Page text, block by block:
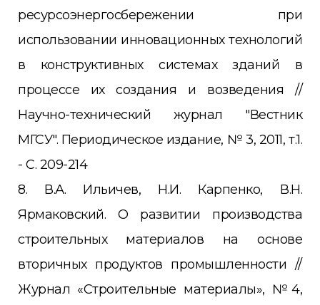
ресурсоэнергосбережении при
использовании инновационных технологий
в конструктивных системах зданий в
процессе их создания и возведения //
Научно-технический журнал "Вестник
МГСУ". Периодическое издание, № 3, 2011, т.1.
- С. 209-214
8. В.А. Ильичев, Н.И. Карпенко, В.Н.
Ярмаковский. О развитии производства
строительных материалов на основе
вторичных продуктов промышленности //
Журнал «Строительные материалы», №4,